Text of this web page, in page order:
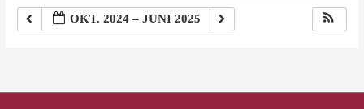
OKT. 2024 – JUNI 2025